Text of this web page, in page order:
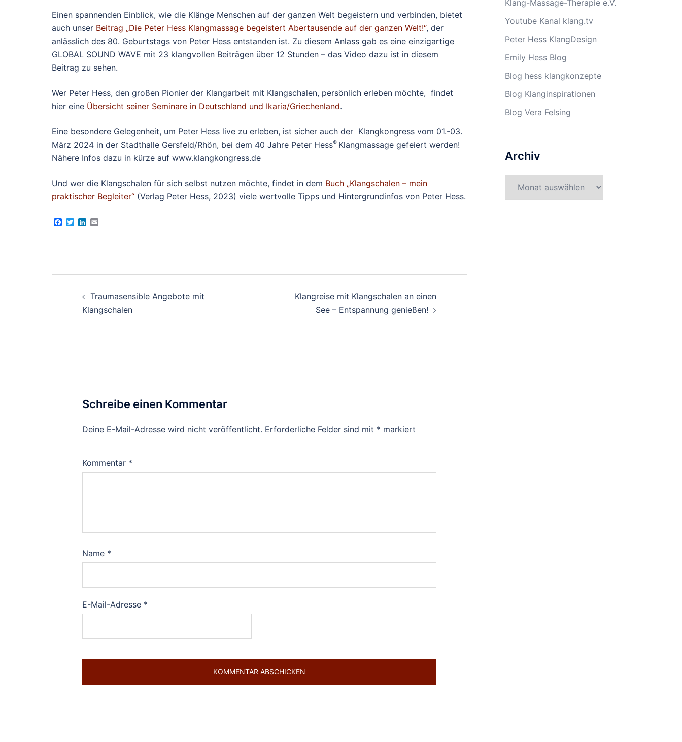
Einen spannenden Einblick, wie die Klänge Menschen auf der ganzen Welt begeistern und verbinden, bietet
auch unser Beitrag „Die Peter Hess Klangmassage begeistert Abertausende auf der ganzen Welt!“, der
anlässlich des 80. Geburtstags von Peter Hess entstanden ist. Zu diesem Anlass gab es eine einzigartige
GLOBAL SOUND WAVE mit 23 klangvollen Beiträgen über 12 Stunden – das Video dazu ist in diesem
Beitrag zu sehen.
Wer Peter Hess, den großen Pionier der Klangarbeit mit Klangschalen, persönlich erleben möchte, findet
hier eine Übersicht seiner Seminare in Deutschland und Ikaria/Griechenland.
Eine besondere Gelegenheit, um Peter Hess live zu erleben, ist sicher auch der Klangkongress vom 01.-03.
März 2024 in der Stadthalle Gersfeld/Rhön, bei dem 40 Jahre Peter Hess® Klangmassage gefeiert werden!
Nähere Infos dazu in kürze auf www.klangkongress.de
Und wer die Klangschalen für sich selbst nutzen möchte, findet in dem Buch „Klangschalen – mein
praktischer Begleiter“ (Verlag Peter Hess, 2023) viele wertvolle Tipps und Hintergrundinfos von Peter Hess.
Facebook
TwitterLinkedIn
Traumasensible Angebote mit
Klangschalen
Klangreise mit Klangschalen an einen
See – Entspannung genießen!
Schreibe einen Kommentar
Deine E-Mail-Adresse wird nicht veröffentlicht. Erforderliche Felder sind mit * markiert
Kommentar *
Name *
E-Mail-Adresse *
Klang-Massage-Therapie e.V.
Youtube Kanal klang.tv
Peter Hess KlangDesign
Emily Hess Blog
Blog hess klangkonzepte
Blog Klanginspirationen
Blog Vera Felsing
Archiv